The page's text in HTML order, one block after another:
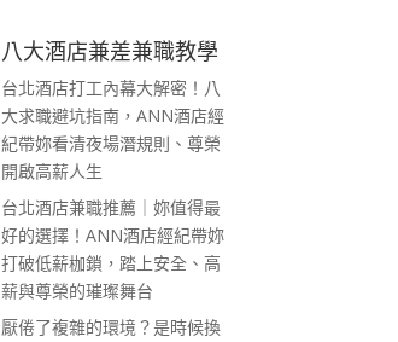
八大酒店兼差兼職教學
台北酒店打工內幕大解密！八
大求職避坑指南，ANN酒店經
紀帶妳看清夜場潛規則、尊榮
開啟高薪人生
台北酒店兼職推薦｜妳值得最
好的選擇！ANN酒店經紀帶妳
打破低薪枷鎖，踏上安全、高
薪與尊榮的璀璨舞台
厭倦了複雜的環境？是時候換